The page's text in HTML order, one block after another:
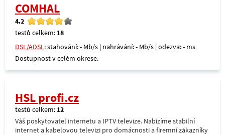
COMHAL
4.2
testů celkem: 18
DSL/ADSL: stahování: - Mb/s | nahrávání: - Mb/s | odezva: - ms
Dostupnost v celém okrese.
HSL profi.cz
testů celkem: 12
Váš poskytovatel internetu a IPTV televize. Nabízíme stabilní
internet a kabelovou televizi pro domácnosti a firemní zákazníky